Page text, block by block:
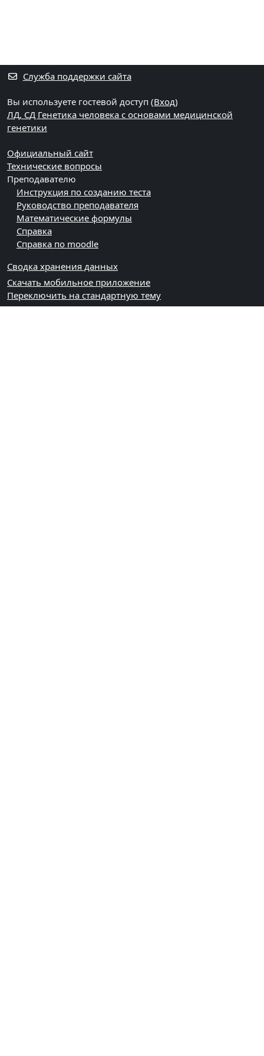
Служба поддержки сайта
Вы используете гостевой доступ (Вход)
ЛД, СД Генетика человека с основами медицинской
генетики
Официальный сайт
Технические вопросы
Преподавателю
Инструкция по созданию теста
Руководство преподавателя
Математические формулы
Справка
Справка по moodle
Сводка хранения данных
Скачать мобильное приложение
Переключить на стандартную тему